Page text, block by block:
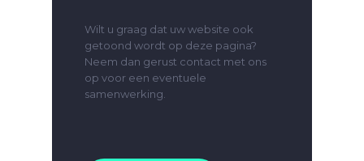
Wilt u graag dat uw website ook
getoond wordt op deze pagina?
Neem dan gerust contact met ons
op voor een eventuele
samenwerking.